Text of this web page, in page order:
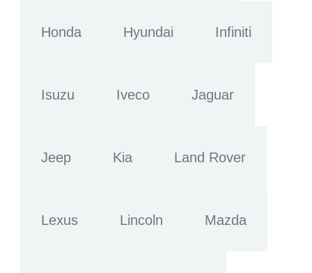
Honda Hyundai Infiniti
Isuzu Iveco Jaguar
Jeep Kia Land Rover
Lexus Lincoln Mazda